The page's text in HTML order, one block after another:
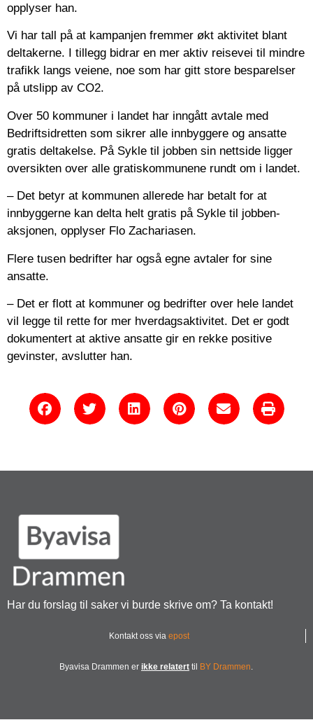
opplyser han.
Vi har tall på at kampanjen fremmer økt aktivitet blant
deltakerne. I tillegg bidrar en mer aktiv reisevei til mindre
trafikk langs veiene, noe som har gitt store besparelser
på utslipp av CO2.
Over 50 kommuner i landet har inngått avtale med
Bedriftsidretten som sikrer alle innbyggere og ansatte
gratis deltakelse. På Sykle til jobben sin nettside ligger
oversikten over alle gratiskommunene rundt om i landet.
– Det betyr at kommunen allerede har betalt for at
innbyggerne kan delta helt gratis på Sykle til jobben-
aksjonen, opplyser Flo Zachariasen.
Flere tusen bedrifter har også egne avtaler for sine
ansatte.
– Det er flott at kommuner og bedrifter over hele landet
vil legge til rette for mer hverdagsaktivitet. Det er godt
dokumentert at aktive ansatte gir en rekke positive
gevinster, avslutter han.
Har du forslag til saker vi burde skrive om? Ta kontakt!
Kontakt oss via epost
Byavisa Drammen er ikke relatert til BY Drammen.